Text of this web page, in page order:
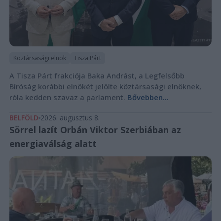
Köztársasági elnök Tisza Párt
A Tisza Párt frakciója Baka Andrást, a Legfelsőbb
Bíróság korábbi elnökét jelölte köztársasági elnöknek,
róla kedden szavaz a parlament. Bővebben...
BELFÖLD 2026. augusztus 8.
Sörrel lazít Orbán Viktor Szerbiában az
energiaválság alatt